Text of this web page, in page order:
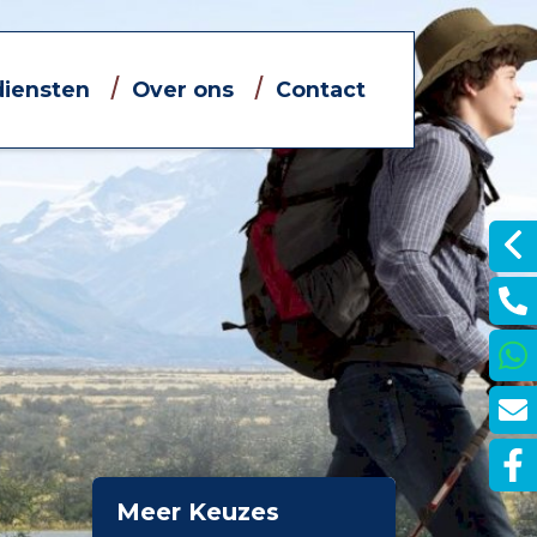
Over ons
Informatieve filmpjes
Jouw eigen financieel adviseur
Dát bedoelen we nou met
ontzorgen
Contact
Meer Keuzes